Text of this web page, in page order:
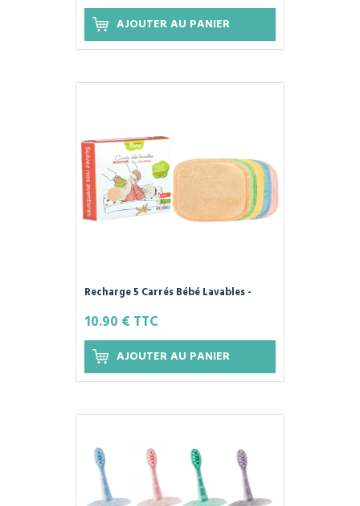
AJOUTER AU PANIER
Recharge 5 Carrés Bébé Lavables -
Tendances d'Emma
10.90 € TTC
AJOUTER AU PANIER